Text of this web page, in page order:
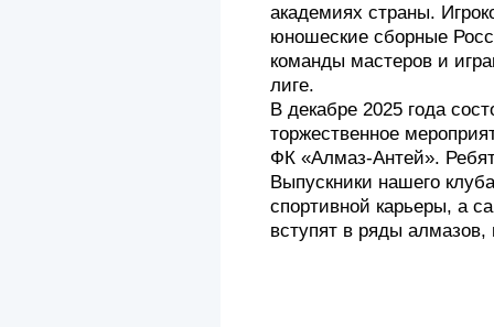
академиях страны.
юношеские сборные
команды мастеров и
лиге.
В декабре 2025 года
торжественное
ФК «Алмаз-Антей».
Выпускники нашего
спортивной карьеры, а
вступят в ряды